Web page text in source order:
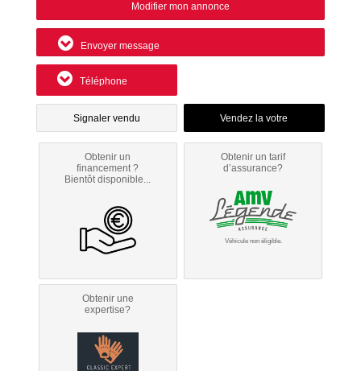
Modifier mon annonce
Envoyer message
Téléphone
Signaler vendu
Obtenir un
financement ?
Bientôt disponible...
Obtenir un tarif
d’assurance?
Véhicule non éligible.
Obtenir une
expertise?